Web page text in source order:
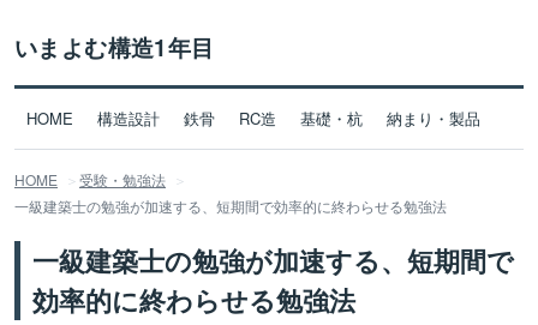
いまよむ構造1年目
HOME 構造設計 鉄骨 RC造 基礎・杭 納まり・製品
HOME
受験・勉強法
一級建築士の勉強が加速する、短期間で効率的に終わらせる勉強法
一級建築士の勉強が加速する、短期間で
効率的に終わらせる勉強法